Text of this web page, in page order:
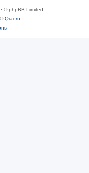
© phpBB Limited
©Qiaeru